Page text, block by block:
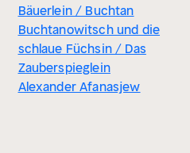
Bäuerlein / Buchtan
Buchtanowitsch und die
schlaue Füchsin / Das
Zauberspieglein
Alexander Afanasjew